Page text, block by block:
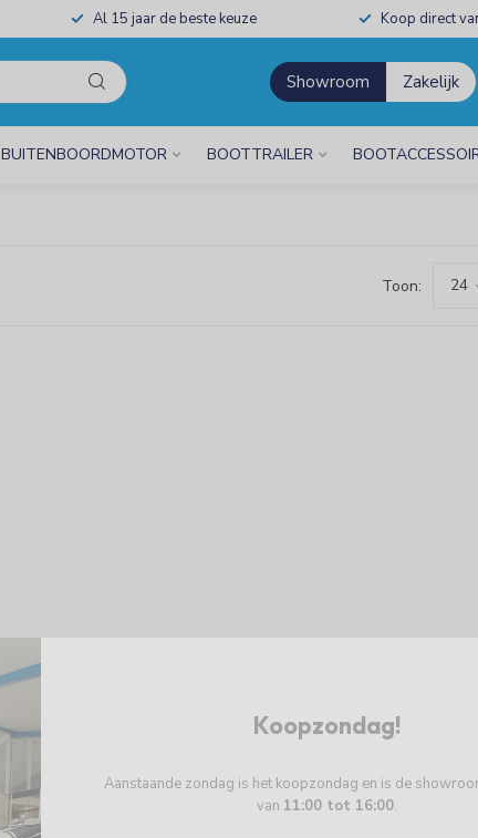
Al 15 jaar de beste keuze Koop direct
Showroom Zakelijk
BUITENBOORDMOTOR BOOTTRAILER
Toon:
Koopzondag!
Aanstaande zondag is het koopzondag en is de
van 11:00 tot 16:00.